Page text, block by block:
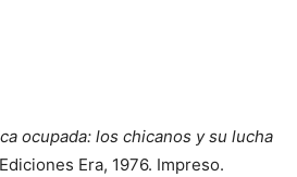
ocupada: los chicanos y su lucha
Era, 1976. Impreso.